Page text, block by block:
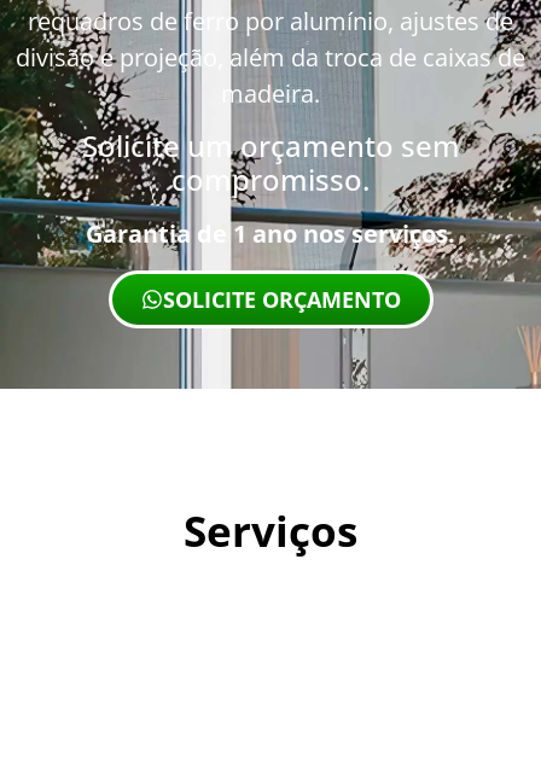
requadros de ferro por alumínio, ajustes de
divisão e projeção, além da troca de caixas de
madeira.
Solicite um orçamento sem
compromisso.
Garantia de 1 ano nos serviços.
SOLICITE ORÇAMENTO
Serviços